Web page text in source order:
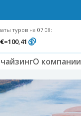
туров на 07.08:
€=100,41
О компании